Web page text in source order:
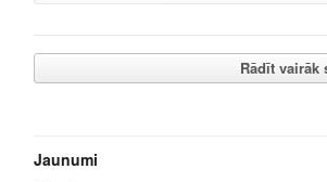
Rādīt vairāk
Jaunumi